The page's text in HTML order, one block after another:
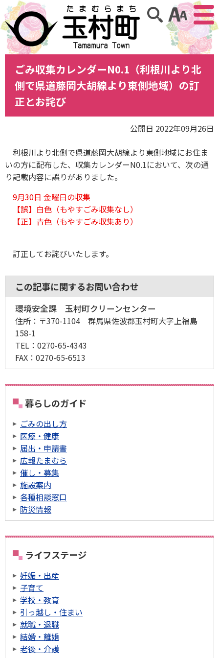
アクセ
サイト内検索
ごみ収集カレンダーN0.1（利根川より北
側で県道藤岡大胡線より東側地域）の訂
正とお詫び
公開日 2022年09月26日
利根川より北側で県道藤岡大胡線より東側地域にお住ま
いの方に配布した、収集カレンダーN0.1において、次の通
り記載内容に誤りがありました。
9月30日 金曜日の収集
【誤】白色（もやすごみ収集なし）
【正】青色（もやすごみ収集あり）
訂正してお詫びいたします。
この記事に関するお問い合わせ
環境安全課 玉村町クリーンセンター
住所： 〒370-1104 群馬県佐波郡玉村町大字上福島
158-1
TEL： 0270-65-4343
FAX： 0270-65-6513
暮らしのガイド
ごみの出し方
医療・健康
届出・申請書
広報たまむら
催し・募集
施設案内
各種相談窓口
防災情報
ライフステージ
妊娠・出産
子育て
学校・教育
引っ越し・住まい
就職・退職
結婚・離婚
老後・介護